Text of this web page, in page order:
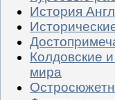
История
Колдовские
мира